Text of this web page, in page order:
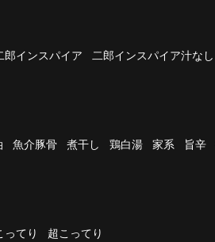
郎インスパイア 二郎インスパイア汁なし
魚介豚骨 煮干し 鶏白湯 家系 旨辛
ってり 超こってり